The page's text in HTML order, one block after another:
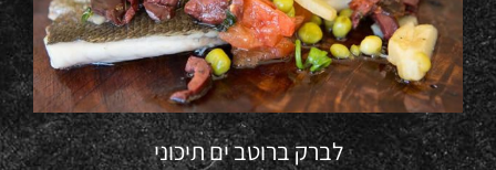
לברק ברוטב ים תיכוני